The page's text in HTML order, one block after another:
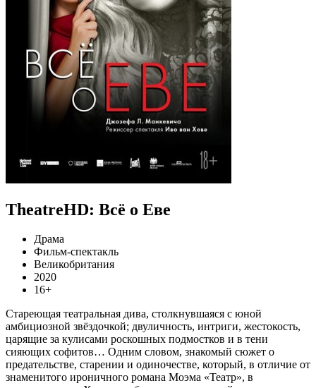
TheatreHD: Всё о Еве
Драма
Фильм-спектакль
Великобритания
2020
16+
Стареющая театральная дива, столкнувшаяся с юной
амбициозной звёздочкой; двуличность, интриги, жестокость,
царящие за кулисами роскошных подмостков и в тени
сияющих софитов… Одним словом, знакомый сюжет о
предательстве, старении и одиночестве, который, в отличие от
знаменитого ироничного романа Моэма «Театр», в